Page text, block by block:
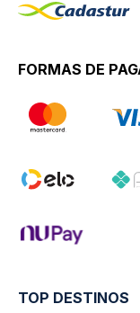
FORMAS DE
TOP DESTINOS